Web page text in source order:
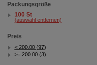
Packungsgröße
100 St
(auswahl entfernen)
Preis
< 200.00 (97)
>= 200.00 (3)